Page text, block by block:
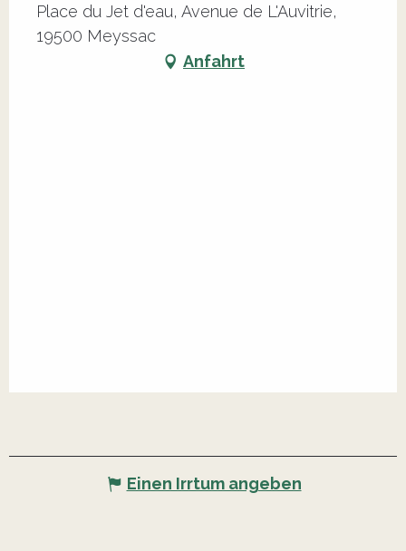
Place du Jet d'eau, Avenue de L'Auvitrie,
19500 Meyssac
Anfahrt
Einen Irrtum angeben